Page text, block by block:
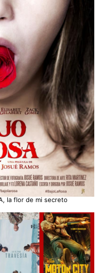
la flor de mi secreto